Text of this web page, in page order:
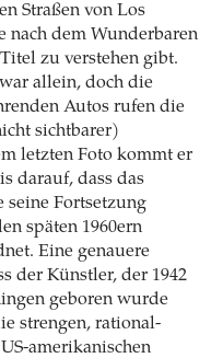
Straßen von Los
nach dem Wunderbaren
zu verstehen gibt.
allein, doch die
Autos rufen die
sichtbarer)
letzten Foto kommt er
darauf, dass das
seine Fortsetzung
späten 1960ern
Eine genauere
der Künstler, der 1942
geboren wurde
strengen, rational-
amerikanischen